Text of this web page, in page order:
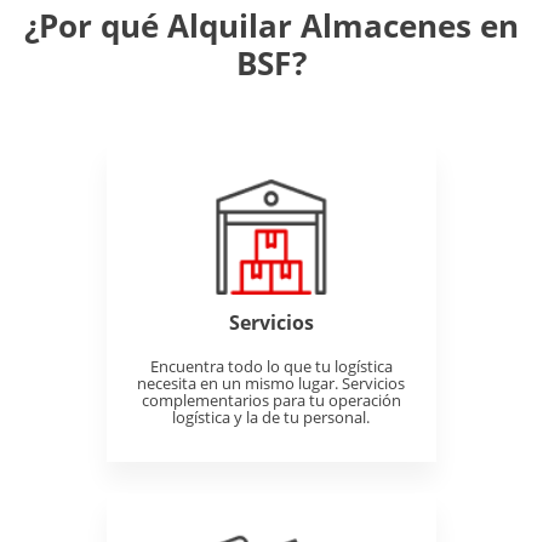
¿Por qué Alquilar Almacenes en
BSF?
Servicios
Encuentra todo lo que tu logística
necesita en un mismo lugar. Servicios
complementarios para tu operación
logística y la de tu personal.